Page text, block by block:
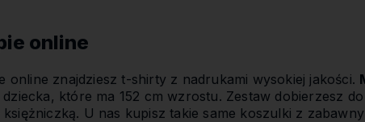
online
online znajdziesz t-shirty z nadrukami wysokiej jakości.
które ma 152 cm wzrostu. Zestaw dobierzesz
U nas kupisz takie same koszulki z